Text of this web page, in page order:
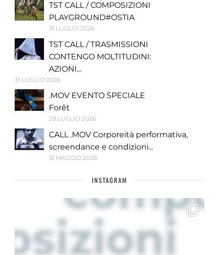
TST CALL / COMPOSIZIONI
PLAYGROUND#OSTIA
31 LUGLIO 2026
TST CALL / TRASMISSIONI
CONTENGO MOLTITUDINI:
AZIONI...
31 LUGLIO 2026
.MOV EVENTO SPECIALE
Forêt
29 LUGLIO 2026
CALL .MOV Corporeità performativa,
screendance e condizioni...
12 MAGGIO 2026
INSTAGRAM